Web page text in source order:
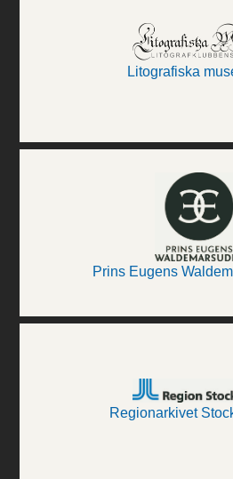
Litografiska
Prins Eugens
Regionarkivet